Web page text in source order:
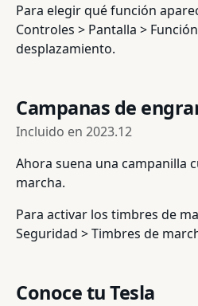
Para elegir qué función
Controles > Pantalla >
desplazamiento.
Campanas de
Incluido en 2023.12
Ahora suena una campanilla
marcha.
Para activar los timbres de
Seguridad > Timbres de
Conoce tu Tesla